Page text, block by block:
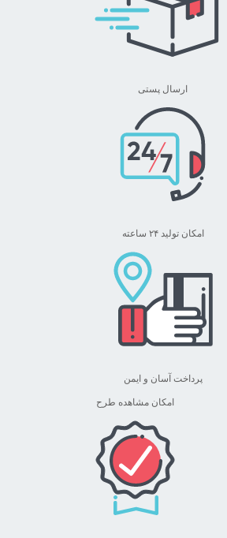
ارسال پستی
امکان تولید ۲۴ ساعته
پرداخت آسان و ایمن
امکان مشاهده طرح